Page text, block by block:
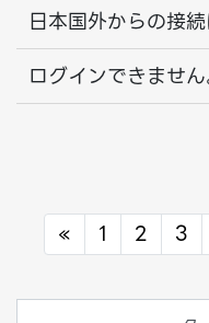
日本国外からの接
ログインできません
« Previous
1 2 3